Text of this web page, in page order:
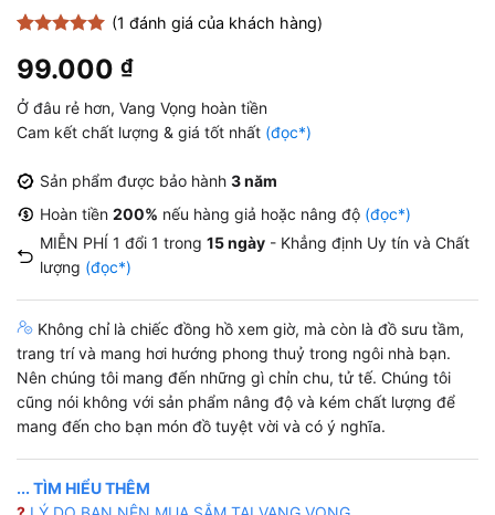
dựa trên
đánh giá
(1 đánh giá của khách hàng)
99.000 ₫
Ở đâu rẻ hơn, Vang Vọng hoàn tiền
Cam kết chất lượng & giá tốt nhất (đọc*)
Sản phẩm được bảo hành 3 năm
Hoàn tiền 200% nếu hàng giả hoặc nâng độ (đọc*)
MIỄN PHÍ 1 đổi 1 trong 15 ngày - Khẳng định Uy tín và Chất
lượng (đọc*)
Không chỉ là chiếc đồng hồ xem giờ, mà còn là đồ sưu tầm,
trang trí và mang hơi hướng phong thuỷ trong ngôi nhà bạn.
Nên chúng tôi mang đến những gì chỉn chu, tử tế. Chúng tôi
cũng nói không với sản phẩm nâng độ và kém chất lượng để
mang đến cho bạn món đồ tuyệt vời và có ý nghĩa.
... TÌM HIỂU THÊM